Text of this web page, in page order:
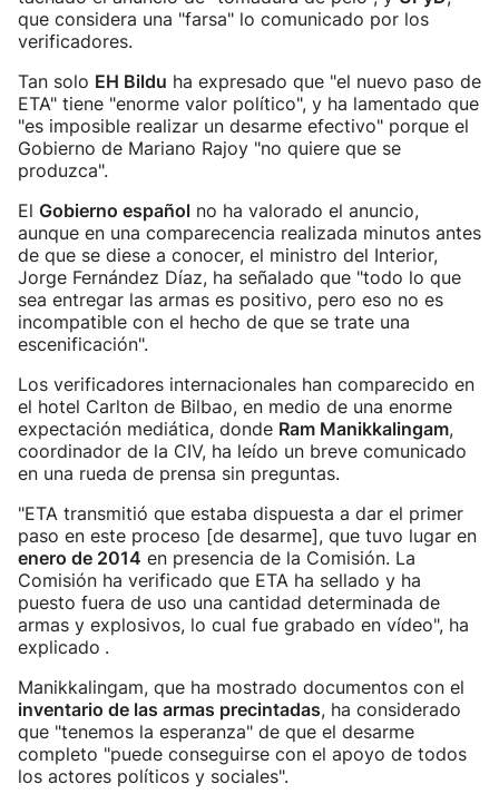
que considera una "farsa" lo comunicado por los
verificadores.
Tan solo EH Bildu ha expresado que "el nuevo paso de
ETA" tiene "enorme valor político", y ha lamentado que
"es imposible realizar un desarme efectivo" porque el
Gobierno de Mariano Rajoy "no quiere que se
produzca".
El Gobierno español no ha valorado el anuncio,
aunque en una comparecencia realizada minutos antes
de que se diese a conocer, el ministro del Interior,
Jorge Fernández Díaz, ha señalado que "todo lo que
sea entregar las armas es positivo, pero eso no es
incompatible con el hecho de que se trate una
escenificación".
Los verificadores internacionales han comparecido en
el hotel Carlton de Bilbao, en medio de una enorme
expectación mediática, donde Ram Manikkalingam,
coordinador de la CIV, ha leído un breve comunicado
en una rueda de prensa sin preguntas.
"ETA transmitió que estaba dispuesta a dar el primer
paso en este proceso [de desarme], que tuvo lugar en
enero de 2014 en presencia de la Comisión. La
Comisión ha verificado que ETA ha sellado y ha
puesto fuera de uso una cantidad determinada de
armas y explosivos, lo cual fue grabado en vídeo", ha
explicado .
Manikkalingam, que ha mostrado documentos con el
inventario de las armas precintadas, ha considerado
que "tenemos la esperanza" de que el desarme
completo "puede conseguirse con el apoyo de todos
los actores políticos y sociales".